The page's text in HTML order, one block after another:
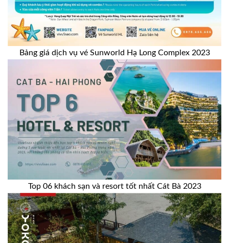
Bảng giá dịch vụ vé Sunworld Hạ Long Complex 2023
Top 06 khách sạn và resort tốt nhất Cát Bà 2023